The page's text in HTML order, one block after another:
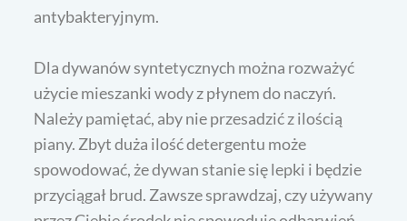
antybakteryjnym.
Dla dywanów syntetycznych można rozważyć
użycie mieszanki wody z płynem do naczyń.
Należy pamiętać, aby nie przesadzić z ilością
piany. Zbyt duża ilość detergentu może
spowodować, że dywan stanie się lepki i będzie
przyciągał brud. Zawsze sprawdzaj, czy używany